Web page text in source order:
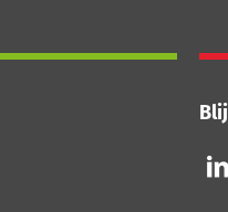
Volg
ons